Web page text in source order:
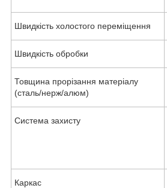
Швидкість холостого переміщення
Швидкість обробки
Товщина прорізання матеріалу
(сталь/нерж/алюм)
Система захисту
Каркас